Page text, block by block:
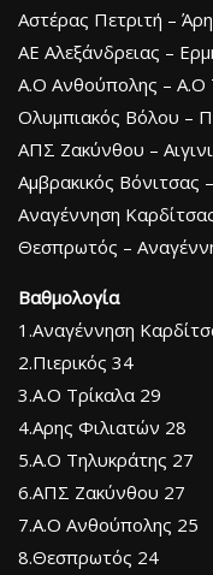
Αστέρας Πετριτή –
ΑΕ Αλεξάνδρειας –
Α.Ο Ανθούπολης – Α.Ο
Ολυμπιακός Βόλου –
ΑΠΣ Ζακύνθου –
Αμβρακικός
Αναγέννηση
Θεσπρωτός –
Βαθμολογία
1.Αναγέννηση
2.Πιερικός 34
3.Α.Ο Τρίκαλα 29
4.Αρης Φιλιατών 28
5.Α.Ο Τηλυκράτης 27
6.ΑΠΣ Ζακύνθου 27
7.Α.Ο Ανθούπολης 25
8.Θεσπρωτός 24